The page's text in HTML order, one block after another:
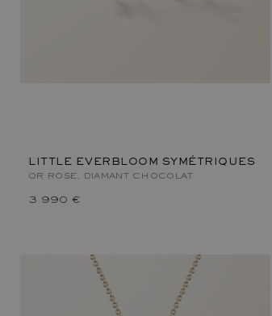
LITTLE EVERBLOOM SYMÉTRIQUES
OR ROSE, DIAMANT CHOCOLAT
3 990 €